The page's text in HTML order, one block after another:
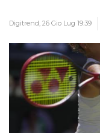
Digitrend, 26 Gio Lug 19:39